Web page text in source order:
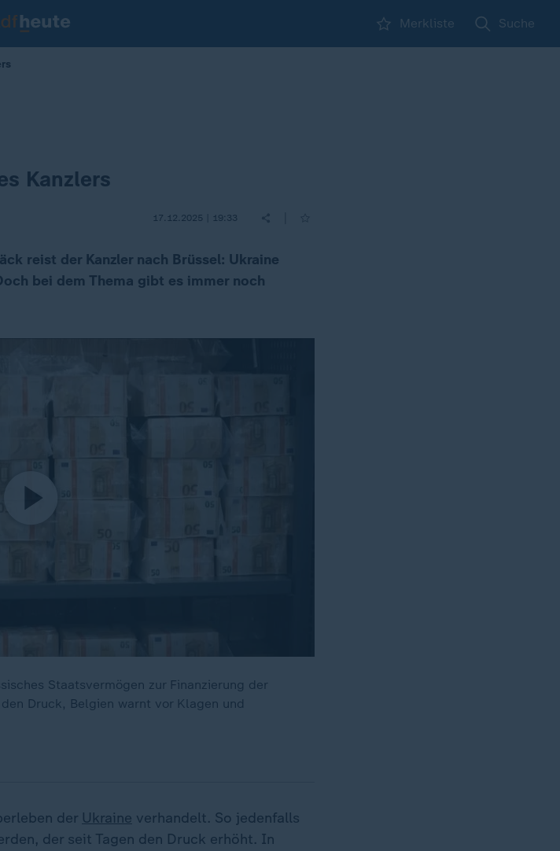
Merkliste Suche
Kanzlers
17.12.2025 | 19:33
reist der Kanzler nach Brüssel: Ukraine
bei dem Thema gibt es immer noch
Staatsvermögen zur Finanzierung der
Druck, Belgien warnt vor Klagen und
der Ukraine verhandelt. So jedenfalls
der seit Tagen den Druck erhöht. In